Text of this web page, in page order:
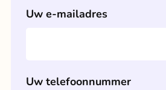
Uw e-mailadres
Uw telefoonnummer